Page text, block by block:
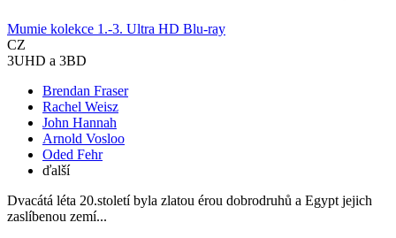
Mumie kolekce 1.-3. Ultra HD Blu-ray
CZ
3UHD a 3BD
Brendan Fraser
Rachel Weisz
John Hannah
Arnold Vosloo
Oded Fehr
ďalší
Dvacátá léta 20.století byla zlatou érou dobrodruhů a Egypt jejich
zaslíbenou zemí...